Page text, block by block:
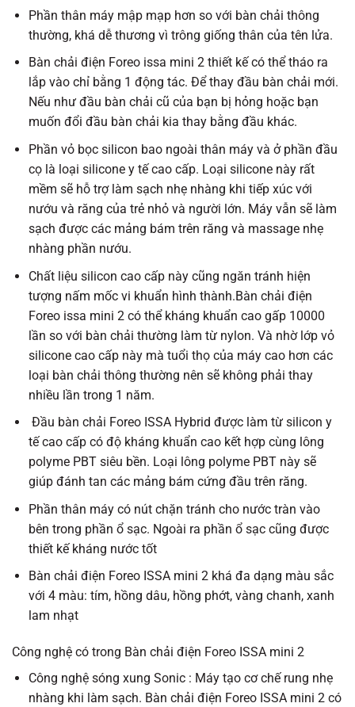
Phần thân máy mập mạp hơn so với bàn chải thông
thường, khá dễ thương vì trông giống thân của tên lửa.
Bàn chải điện Foreo issa mini 2thiết kế có thể tháo ra
lắp vào chỉ bằng 1 động tác. Để thay đầu bàn chải mới.
Nếu như đầu bàn chải cũ của bạn bị hỏng hoặc bạn
muốn đổi đầu bàn chải kia thay bằng đầu khác.
Phần vỏ bọc silicon bao ngoài thân máy và ở phần đầu
cọ là loại silicone y tế cao cấp. Loại silicone này rất
mềm sẽ hỗ trợ làm sạch nhẹ nhàng khi tiếp xúc với
nướu và răng của trẻ nhỏ và người lớn. Máy vẫn sẽ làm
sạch được các mảng bám trên răng và massage nhẹ
nhàng phần nướu.
Chất liệu silicon cao cấp này cũng ngăn tránh hiện
tượng nấm mốc vi khuẩn hình thành.Bàn chải điện
Foreo issa mini 2 có thểkháng khuẩn cao gấp 10000
lần so với bàn chải thường làm từ nylon. Và nhờ lớp vỏ
silicone cao cấp này mà tuổi thọ của máy cao hơn các
loại bàn chải thông thường nên sẽ không phải thay
nhiều lần trong 1 năm.
Đầu bàn chải Foreo ISSA Hybrid được làm từ silicon y
tế cao cấp có độ kháng khuẩn cao kết hợp cùng lông
polyme PBT siêu bền. Loại lông polyme PBT này sẽ
giúp đánh tan các mảng bám cứng đầu trên răng.
Phần thân máy có nút chặn tránh cho nước tràn vào
bên trong phần ổ sạc. Ngoài ra phần ổ sạc cũng được
thiết kế kháng nước tốt
Bàn chải điện Foreo ISSA mini 2 khá đa dạng màu sắc
với 4 màu: tím, hồng dâu, hồng phớt, vàng chanh, xanh
lam nhạt
Công nghệ có trong Bàn chải điện Foreo ISSA mini 2
Công nghệ sóng xung Sonic : Máy tạo cơ chế rung nhẹ
nhàng khi làm sạch. Bàn chải điện Foreo ISSA mini 2 có